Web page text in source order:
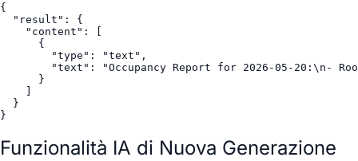
{
  "result": {
    "content": [
      {
        "type": "text",
"text": "Occupancy Report for 2026-05-20:\n-
      }
    ]
  }
}
Funzionalità IA di Nuova Generazione